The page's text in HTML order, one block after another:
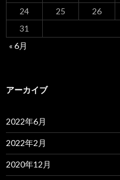
24
25 26
31
« 6月
アーカイブ
2022年6月
2022年2月
2020年12月